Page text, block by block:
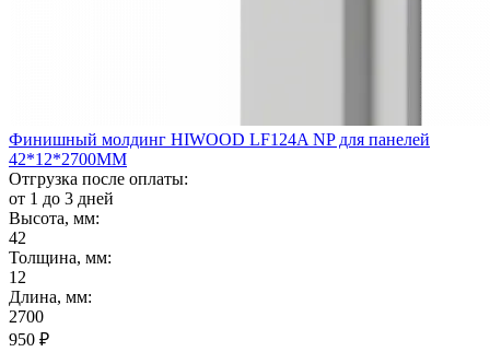
Финишный молдинг HIWOOD LF124A NP для панелей
42*12*2700ММ
Отгрузка после оплаты:
от 1 до 3 дней
Высота, мм:
42
Толщина, мм:
12
Длина, мм:
2700
950 ₽